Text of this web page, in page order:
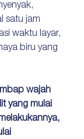
satu jam
waktu layar,
biru yang
wajah
yang mulai